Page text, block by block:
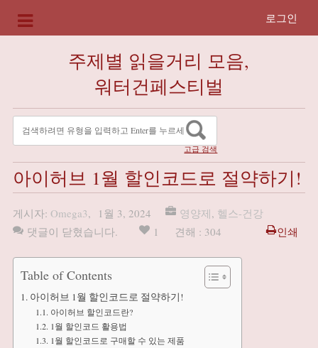
로그인
주제별 읽을거리 모음,
워터건페스티벌
고급 검색
아이허브 1월 할인코드로 절약하기!
게시자: Omega3, 1월 3, 2024 영양제, 헬스-건강
댓글이 닫혔습니다.
1 견해 : 304 인쇄
Table of Contents
아이허브 1월 할인코드로 절약하기!
아이허브 할인코드란?
1월 할인코드 활용법
1월 할인코드로 구매할 수 있는 제품